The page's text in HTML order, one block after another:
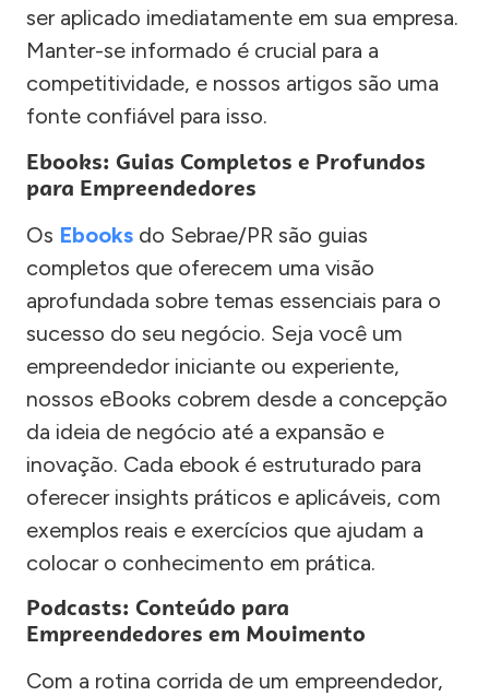
ser aplicado imediatamente em sua empresa.
Manter-se informado é crucial para a
competitividade, e nossos artigos são uma
fonte confiável para isso.
Ebooks: Guias Completos e Profundos
para Empreendedores
Os Ebooks do Sebrae/PR são guias
completos que oferecem uma visão
aprofundada sobre temas essenciais para o
sucesso do seu negócio. Seja você um
empreendedor iniciante ou experiente,
nossos eBooks cobrem desde a concepção
da ideia de negócio até a expansão e
inovação. Cada ebook é estruturado para
oferecer insights práticos e aplicáveis, com
exemplos reais e exercícios que ajudam a
colocar o conhecimento em prática.
Podcasts: Conteúdo para
Empreendedores em Movimento
Com a rotina corrida de um empreendedor,